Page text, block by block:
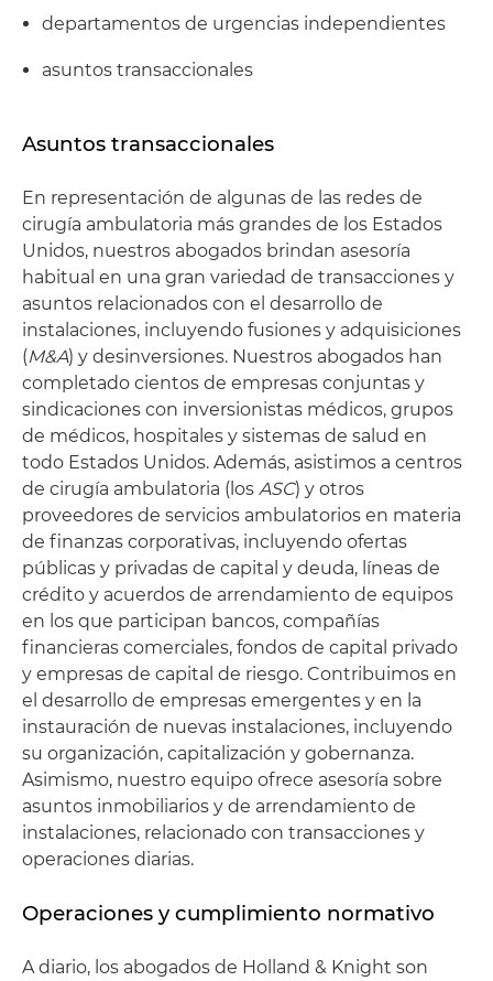
departamentos de urgencias independientes
asuntos transaccionales
Asuntos transaccionales
En representación de algunas de las redes de
cirugía ambulatoria más grandes de los Estados
Unidos, nuestros abogados brindan asesoría
habitual en una gran variedad de transacciones y
asuntos relacionados con el desarrollo de
instalaciones, incluyendo fusiones y adquisiciones
(M&A) y desinversiones. Nuestros abogados han
completado cientos de empresas conjuntas y
sindicaciones con inversionistas médicos, grupos
de médicos, hospitales y sistemas de salud en
todo Estados Unidos. Además, asistimos a centros
de cirugía ambulatoria (los ASC) y otros
proveedores de servicios ambulatorios en materia
de finanzas corporativas, incluyendo ofertas
públicas y privadas de capital y deuda, líneas de
crédito y acuerdos de arrendamiento de equipos
en los que participan bancos, compañías
financieras comerciales, fondos de capital privado
y empresas de capital de riesgo. Contribuimos en
el desarrollo de empresas emergentes y en la
instauración de nuevas instalaciones, incluyendo
su organización, capitalización y gobernanza.
Asimismo, nuestro equipo ofrece asesoría sobre
asuntos inmobiliarios y de arrendamiento de
instalaciones, relacionado con transacciones y
operaciones diarias.
Operaciones y cumplimiento normativo
A diario, los abogados de Holland & Knight son